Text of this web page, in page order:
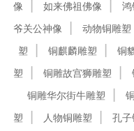
像
如来佛祖佛像 鸿
爷关公神像
动物铜雕塑
塑
铜麒麟雕塑 铜
塑
铜雕故宫狮雕塑
铜雕华尔街牛雕塑
塑
人物铜雕塑 孔子